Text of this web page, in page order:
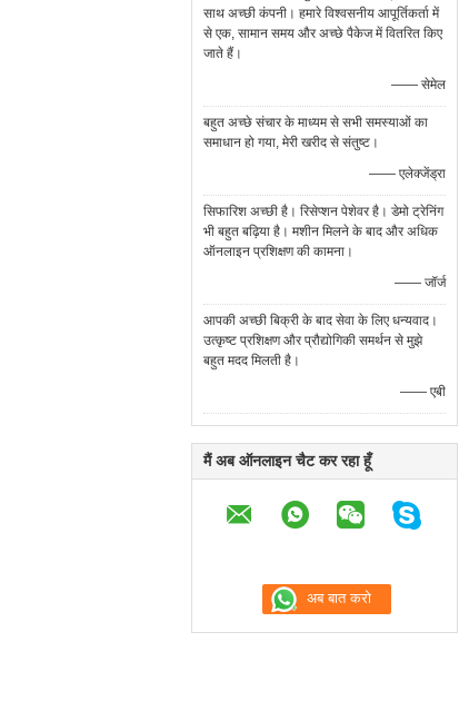
साथ अच्छी कंपनी। हमारे विश्वसनीय आपूर्तिकर्ता में
से एक, सामान समय और अच्छे पैकेज में वितरित किए
जाते हैं।
—— सेमेल
बहुत अच्छे संचार के माध्यम से सभी समस्याओं का
समाधान हो गया, मेरी खरीद से संतुष्ट।
—— एलेक्जेंड्रा
सिफारिश अच्छी है। रिसेप्शन पेशेवर है। डेमो ट्रेनिंग
भी बहुत बढ़िया है। मशीन मिलने के बाद और अधिक
ऑनलाइन प्रशिक्षण की कामना।
—— जॉर्ज
आपकी अच्छी बिक्री के बाद सेवा के लिए धन्यवाद।
उत्कृष्ट प्रशिक्षण और प्रौद्योगिकी समर्थन से मुझे
बहुत मदद मिलती है।
—— एबी
मैं अब ऑनलाइन चैट कर रहा हूँ